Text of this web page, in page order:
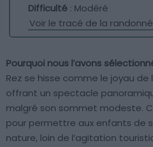
Difficulté : Modéré
Voir le tracé de la
Pourquoi nous l’avons
Rez se hisse comme le joyau de
offrant un spectacle
malgré son sommet modeste.
pour permettre aux enfants de
nature, loin de l’agitation